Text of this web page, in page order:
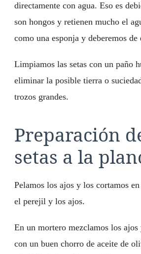
directamente con agua. Eso es
son hongos y retienen mucho el
como una esponja y deberemos
Limpiamos las setas con un paño
eliminar la posible tierra o
trozos grandes.
Preparación
setas a la
Pelamos los ajos y los cortamos
el perejil y los ajos.
En un mortero mezclamos los
con un buen chorro de aceite de